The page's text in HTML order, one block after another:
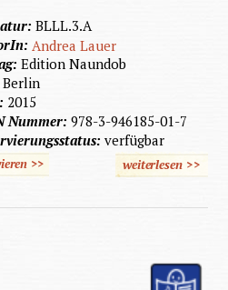
BLLL.3.A
Andrea Lauer
Edition Naundob
Berlin
2015
Nummer:978-3-946185-01-7
verfügbar
>> weiterlesen
über
>>